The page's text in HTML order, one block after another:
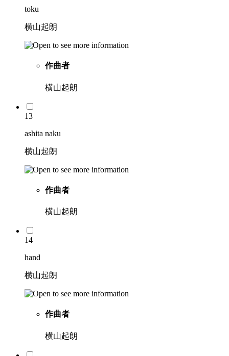
toku
横山起朗
作曲者
横山起朗
13
ashita naku
横山起朗
作曲者
横山起朗
14
hand
横山起朗
作曲者
横山起朗